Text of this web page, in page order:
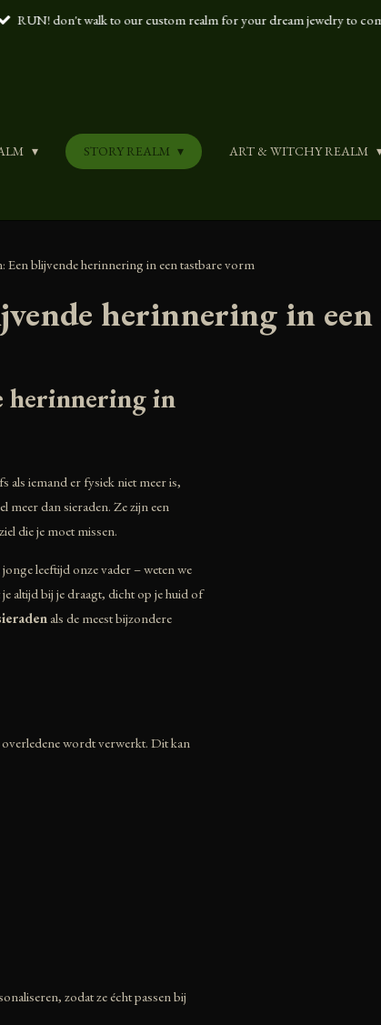
RUN! don't walk to our custom realm for your dream jewelry to
STORY REALM ART & WITCHY REALM
Een blijvende herinnering in een tastbare vorm
herinnering in
herinnering in
als iemand er fysiek niet meer is,
meer dan sieraden. Ze zijn een
die je moet missen.
leeftijd onze vader – weten we
altijd bij je draagt, dicht op je huid of
als de meest bijzondere
overledene wordt verwerkt. Dit kan
zodat ze écht passen bij